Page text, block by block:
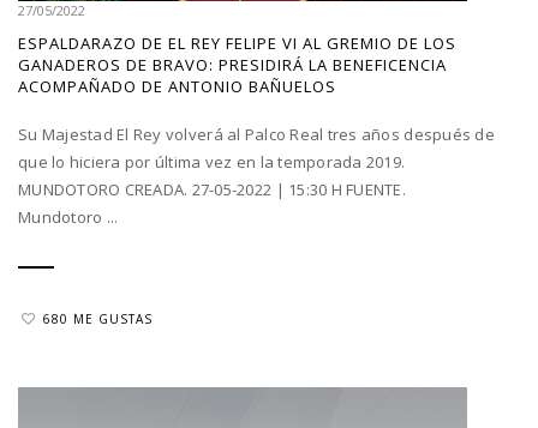
27/05/2022
ESPALDARAZO DE EL REY FELIPE VI AL GREMIO DE LOS
GANADEROS DE BRAVO: PRESIDIRÁ LA BENEFICENCIA
ACOMPAÑADO DE ANTONIO BAÑUELOS
Su Majestad El Rey volverá al Palco Real tres años después de
que lo hiciera por última vez en la temporada 2019.
MUNDOTORO CREADA. 27-05-2022 | 15:30 H FUENTE.
Mundotoro ...
680 ME GUSTAS